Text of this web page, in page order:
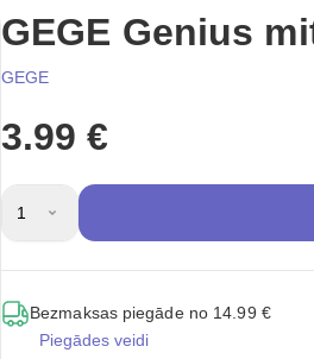
GEGE Genius
GEGE
3.99 €
1
Bezmaksas piegāde no 14.99 €
Piegādes veidi